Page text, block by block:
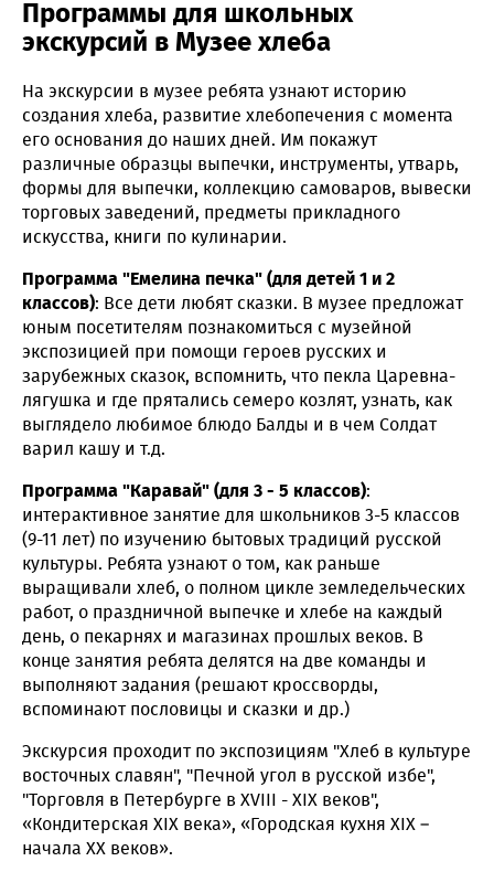
Программы для школьных
экскурсий в Музее хлеба
На экскурсии в музее ребята узнают историю
создания хлеба, развитие хлебопечения с момента
его основания до наших дней. Им покажут
различные образцы выпечки, инструменты, утварь,
формы для выпечки, коллекцию самоваров, вывески
торговых заведений, предметы прикладного
искусства, книги по кулинарии.
Программа "Емелина печка" (для детей 1 и 2
классов): Все дети любят сказки. В музее предложат
юным посетителям познакомиться с музейной
экспозицией при помощи героев русских и
зарубежных сказок, вспомнить, что пекла Царевна-
лягушка и где прятались семеро козлят, узнать, как
выглядело любимое блюдо Балды и в чем Солдат
варил кашу и т.д.
Программа "Каравай" (для 3 - 5 классов):
интерактивное занятие для школьников 3-5 классов
(9-11 лет) по изучению бытовых традиций русской
культуры. Ребята узнают о том, как раньше
выращивали хлеб, о полном цикле земледельческих
работ, о праздничной выпечке и хлебе на каждый
день, о пекарнях и магазинах прошлых веков. В
конце занятия ребята делятся на две команды и
выполняют задания (решают кроссворды,
вспоминают пословицы и сказки и др.)
Экскурсия проходит по экспозициям "Хлеб в культуре
восточных славян", "Печной угол в русской избе",
"Торговля в Петербурге в XVIII - XIX веков",
«Кондитерская XIX века», «Городская кухня XIX –
начала XX веков».